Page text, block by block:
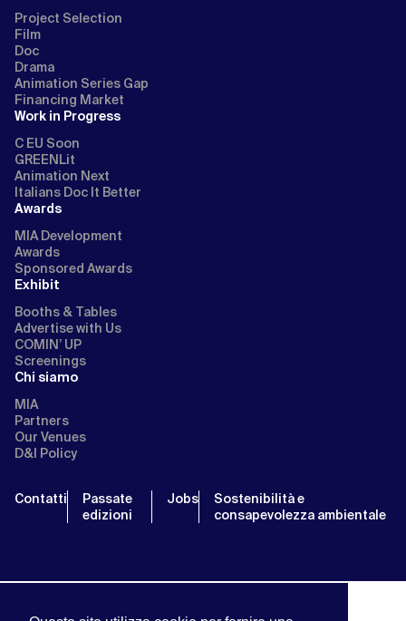
Project Selection
Film
Doc
Drama
Animation Series Gap
Financing Market
Work in Progress
C EU Soon
GREENLit
Animation Next
Italians Doc It Better
Awards
MIA Development
Awards
Sponsored Awards
Exhibit
Booths & Tables
Advertise with Us
COMIN’ UP
Screenings
Chi siamo
MIA
Partners
Our Venues
D&I Policy
Contatti
Passate
edizioni
Jobs
Sostenibilità e
consapevolezza ambientale